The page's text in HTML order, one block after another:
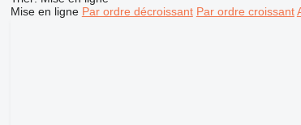
Mise en ligne Par ordre décroissant Par ordre croissant